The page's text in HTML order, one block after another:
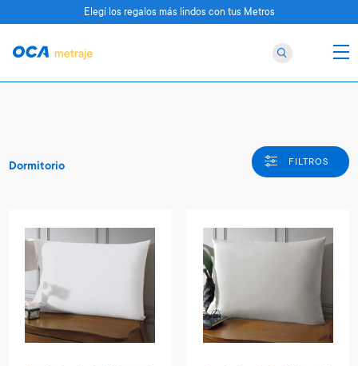
Dormitorio FILTROS
Elegí los regalos más lindos con tus Metros